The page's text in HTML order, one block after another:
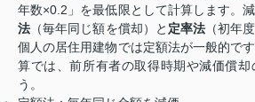
年数×0.2」を最低限として計算します。減
法 （毎年同じ額を償却）と 定率法 （初年
個人の居住用建物では定額法が一般的で
算では、前所有者の取得時期や減価償却
う。